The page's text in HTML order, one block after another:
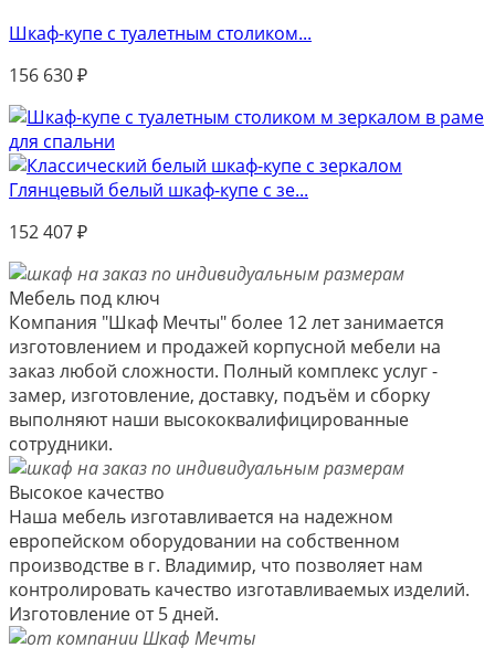
Шкаф-купе с туалетным столиком...
156 630₽
Глянцевый белый шкаф-купе с зе...
152 407₽
Мебель под ключ
Компания "Шкаф Мечты" более 12 лет занимается
изготовлением и продажей корпусной мебели на
заказ любой сложности. Полный комплекс услуг -
замер, изготовление, доставку, подъём и сборку
выполняют наши высококвалифицированные
сотрудники.
Высокое качество
Наша мебель изготавливается на надежном
европейском оборудовании на собственном
производстве в г. Владимир, что позволяет нам
контролировать качество изготавливаемых изделий.
Изготовление от 5 дней.